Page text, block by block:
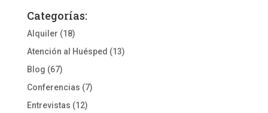
Categorías:
Alquiler (18)
Atención al Huésped (13)
Blog (67)
Conferencias (7)
Entrevistas (12)